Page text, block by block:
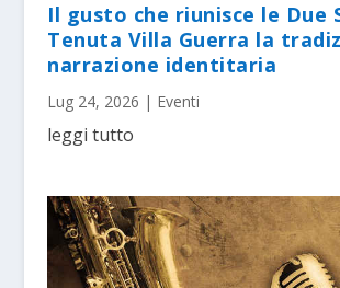
Il gusto che riunisce le Due
Tenuta Villa Guerra la
narrazione identitaria
Lug 24, 2026 | Eventi
leggi tutto